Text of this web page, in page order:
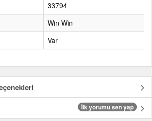
33794
Win Win
Var
İlk yorumu sen yap